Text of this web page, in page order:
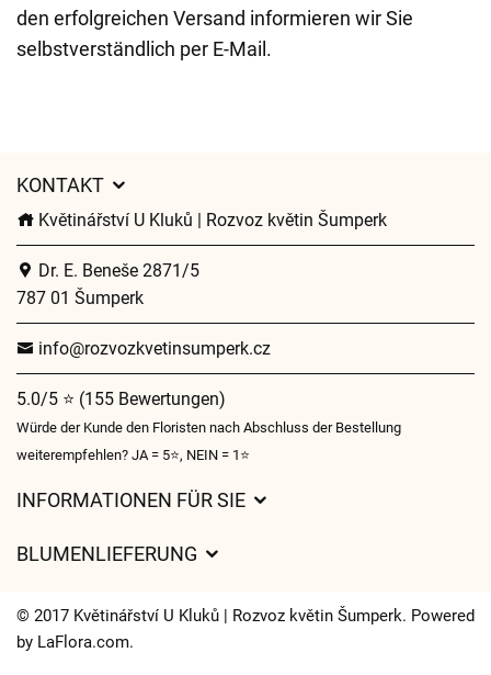
den erfolgreichen Versand informieren wir Sie
selbstverständlich per E-Mail.
KONTAKT
Květinářství U Kluků | Rozvoz květin Šumperk
Dr. E. Beneše 2871/5
787 01 Šumperk
info@rozvozkvetinsumperk.cz
5.0/5 ⭐ (155 Bewertungen)
Würde der Kunde den Floristen nach Abschluss der Bestellung
weiterempfehlen? JA = 5⭐, NEIN = 1⭐
INFORMATIONEN FÜR SIE
Lieferzeiten für Blumen – Übersicht der Möglichkeiten
BLUMENLIEFERUNG
Wohin wir Blumen liefern
© 2017 Květinářství U Kluků | Rozvoz květin Šumperk. Powered
by LaFlora.com.